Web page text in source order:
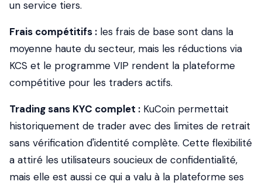
un service tiers.
Frais compétitifs : les frais de base sont dans la
moyenne haute du secteur, mais les réductions via
KCS et le programme VIP rendent la plateforme
compétitive pour les traders actifs.
Trading sans KYC complet : KuCoin permettait
historiquement de trader avec des limites de retrait
sans vérification d'identité complète. Cette flexibilité
a attiré les utilisateurs soucieux de confidentialité,
mais elle est aussi ce qui a valu à la plateforme ses